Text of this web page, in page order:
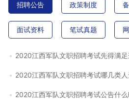
招聘公告 政策制度
面试资料 笔试真题
2020江西军队文职招聘考试先得满
2020江西军队文职招聘考试哪几类人
2020江西军队文职招聘考试公告什么